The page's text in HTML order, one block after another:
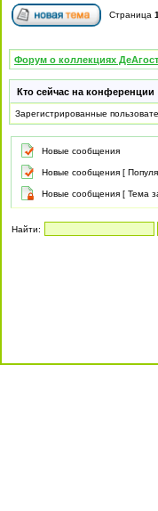
Страница 1
Форум о коллекциях
Кто сейчас на конференции
Зарегистрированные
Новые сообщения
Новые сообщения [
Новые сообщения [ Тема
Найти: